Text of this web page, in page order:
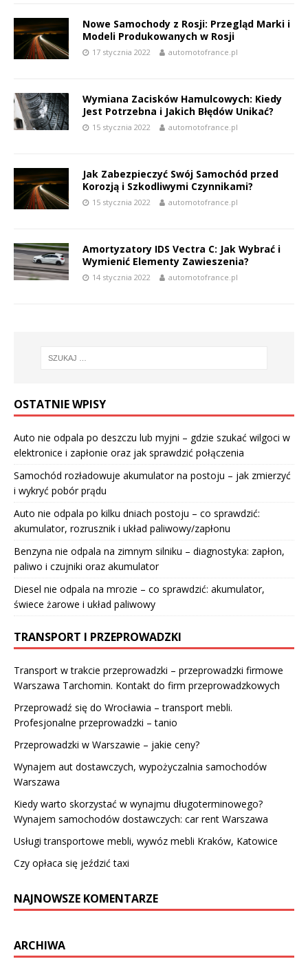
Nowe Samochody z Rosji: Przegląd Marki i
Modeli Produkowanych w Rosji
17 stycznia 2022 automotofrance.pl
Wymiana Zacisków Hamulcowych: Kiedy
Jest Potrzebna i Jakich Błędów Unikać?
15 stycznia 2022 automotofrance.pl
Jak Zabezpieczyć Swój Samochód przed
Korozją i Szkodliwymi Czynnikami?
15 stycznia 2022 automotofrance.pl
Amortyzatory IDS Vectra C: Jak Wybrać i
Wymienić Elementy Zawieszenia?
14 stycznia 2022 automotofrance.pl
OSTATNIE WPISY
Auto nie odpala po deszczu lub myjni – gdzie szukać wilgoci w
elektronice i zapłonie oraz jak sprawdzić połączenia
Samochód rozładowuje akumulator na postoju – jak zmierzyć
i wykryć pobór prądu
Auto nie odpala po kilku dniach postoju – co sprawdzić:
akumulator, rozrusznik i układ paliwowy/zapłonu
Benzyna nie odpala na zimnym silniku – diagnostyka: zapłon,
paliwo i czujniki oraz akumulator
Diesel nie odpala na mrozie – co sprawdzić: akumulator,
świece żarowe i układ paliwowy
TRANSPORT I PRZEPROWADZKI
Transport w trakcie przeprowadzki – przeprowadzki firmowe
Warszawa Tarchomin. Kontakt do firm przeprowadzkowych
Przeprowadź się do Wrocławia – transport mebli.
Profesjonalne przeprowadzki – tanio
Przeprowadzki w Warszawie – jakie ceny?
Wynajem aut dostawczych, wypożyczalnia samochodów
Warszawa
Kiedy warto skorzystać w wynajmu długoterminowego?
Wynajem samochodów dostawczych: car rent Warszawa
Usługi transportowe mebli, wywóz mebli Kraków, Katowice
Czy opłaca się jeździć taxi
NAJNOWSZE KOMENTARZE
ARCHIWA